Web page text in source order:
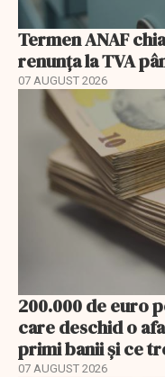
Termen ANAF
renunța la TVA
07 AUGUST 2026
200.000 de euro
care deschid o
primi banii și ce
07 AUGUST 2026